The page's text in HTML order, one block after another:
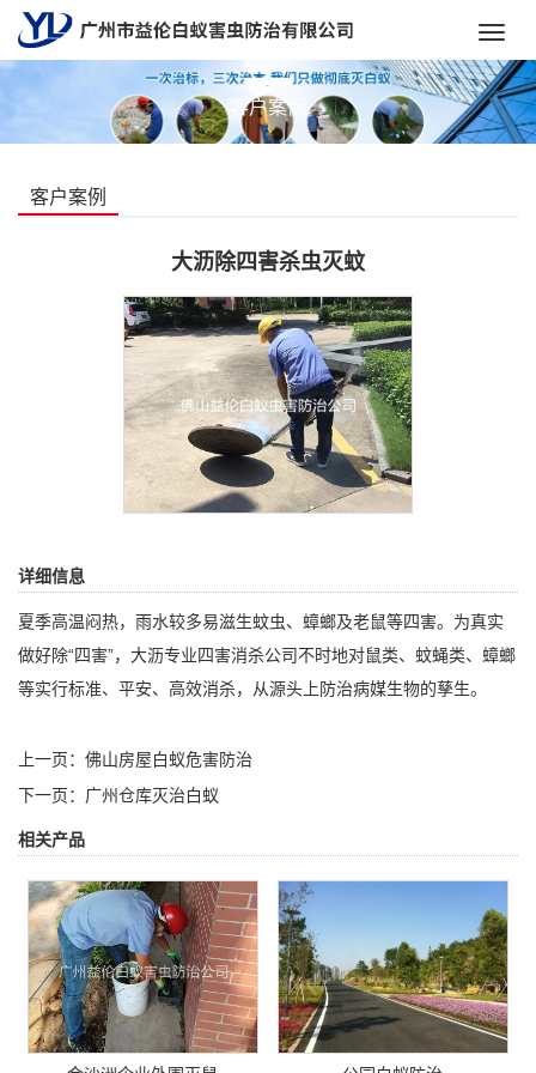
客户案例
客户案例
大沥除四害杀虫灭蚊
详细信息
夏季高温闷热，雨水较多易滋生蚊虫、蟑螂及老鼠等四害。为真实
做好除“四害”， 大沥专业四害消杀公司不时地对鼠类、蚊蝇类、蟑螂
等实行标准、平安、高效消杀，从源头上防治病媒生物的孳生。
上一页： 佛山房屋白蚁危害防治
下一页： 广州仓库灭治白蚁
相关产品